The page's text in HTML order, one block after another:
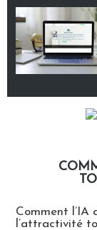
Comment l’IA
l’attractivité